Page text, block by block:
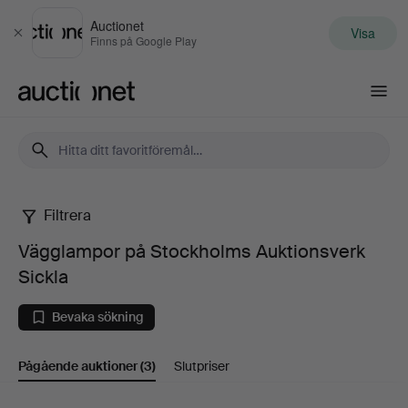
Stäng
Auctionet
Finns på Google Play Visa
Vägglampor
på
Stockholms
Auktionsverk
Filtrera
Vägglampor på Stockholms Auktionsverk
Sickla
Bevaka sökning
Pågående auktioner(3) Slutpriser